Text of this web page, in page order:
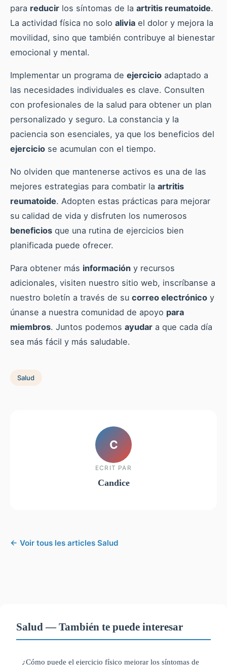
para reducir los síntomas de la artritis reumatoide.
La actividad física no solo alivia el dolor y mejora la
movilidad, sino que también contribuye al bienestar
emocional y mental.
Implementar un programa de ejercicio adaptado a
las necesidades individuales es clave. Consulten
con profesionales de la salud para obtener un plan
personalizado y seguro. La constancia y la
paciencia son esenciales, ya que los beneficios del
ejercicio se acumulan con el tiempo.
No olviden que mantenerse activos es una de las
mejores estrategias para combatir la artritis
reumatoide. Adopten estas prácticas para mejorar
su calidad de vida y disfruten los numerosos
beneficios que una rutina de ejercicios bien
planificada puede ofrecer.
Para obtener más información y recursos
adicionales, visiten nuestro sitio web, inscríbanse a
nuestro boletín a través de su correo electrónico y
únanse a nuestra comunidad de apoyo para
miembros. Juntos podemos ayudar a que cada día
sea más fácil y más saludable.
Salud
C
ECRIT PAR
Candice
← Voir tous les articles Salud
Salud — También te puede interesar
¿Cómo puede el ejercicio físico mejorar los síntomas de